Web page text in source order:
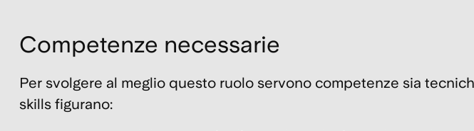
Competenze necessarie
Per svolgere al meglio questo ruolo servono competenze sia
skillsfigurano: